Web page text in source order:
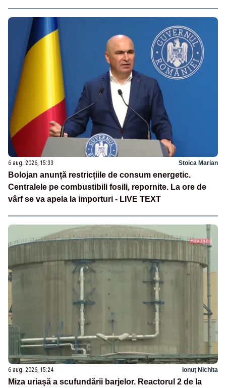
6 aug. 2026, 15:33 Stoica Marian
Bolojan anunță restricțiile de consum energetic.
Centralele pe combustibili fosili, repornite. La ore de
vârf se va apela la importuri - LIVE TEXT
6 aug. 2026, 15:24 Ionuț Nichita
Miza uriașă a scufundării barjelor. Reactorul 2 de la